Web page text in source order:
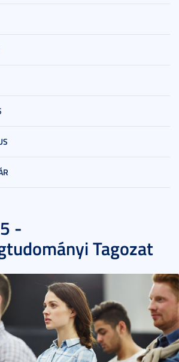
-
Tagozat